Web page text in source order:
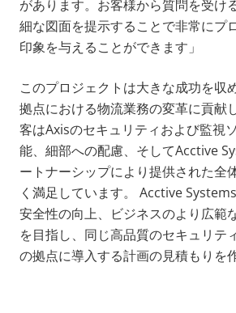
があります。お客様から質問を受け
細な図面を提示することで非常にプ
印象を与えることができます」
このプロジェクトは大きな成功を収
拠点における物流業務の変革に貢献
客はAxisのセキュリティおよび監視
能、細部への配慮、そしてAcctive
ートナーシップにより提供された全
く満足しています。 Acctive
安全性の向上、ビジネスのより広範
を目指し、同じ高品質のセキュリテ
の拠点に導入する計画の見積もりを